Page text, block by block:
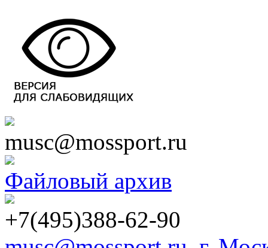
musc@mossport.ru
Файловый архив
+7(495)388-62-90